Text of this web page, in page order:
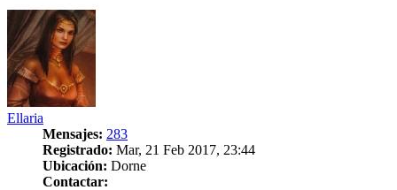
Ellaria
Mensajes: 283
Registrado: Mar, 21 Feb 2017, 23:44
Ubicación: Dorne
Contactar: